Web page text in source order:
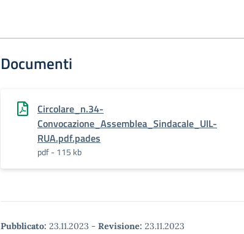
Documenti
Circolare_n.34-
Convocazione_Assemblea_Sindacale_UIL-
RUA.pdf.pades
pdf - 115 kb
Pubblicato: 23.11.2023 - Revisione: 23.11.2023